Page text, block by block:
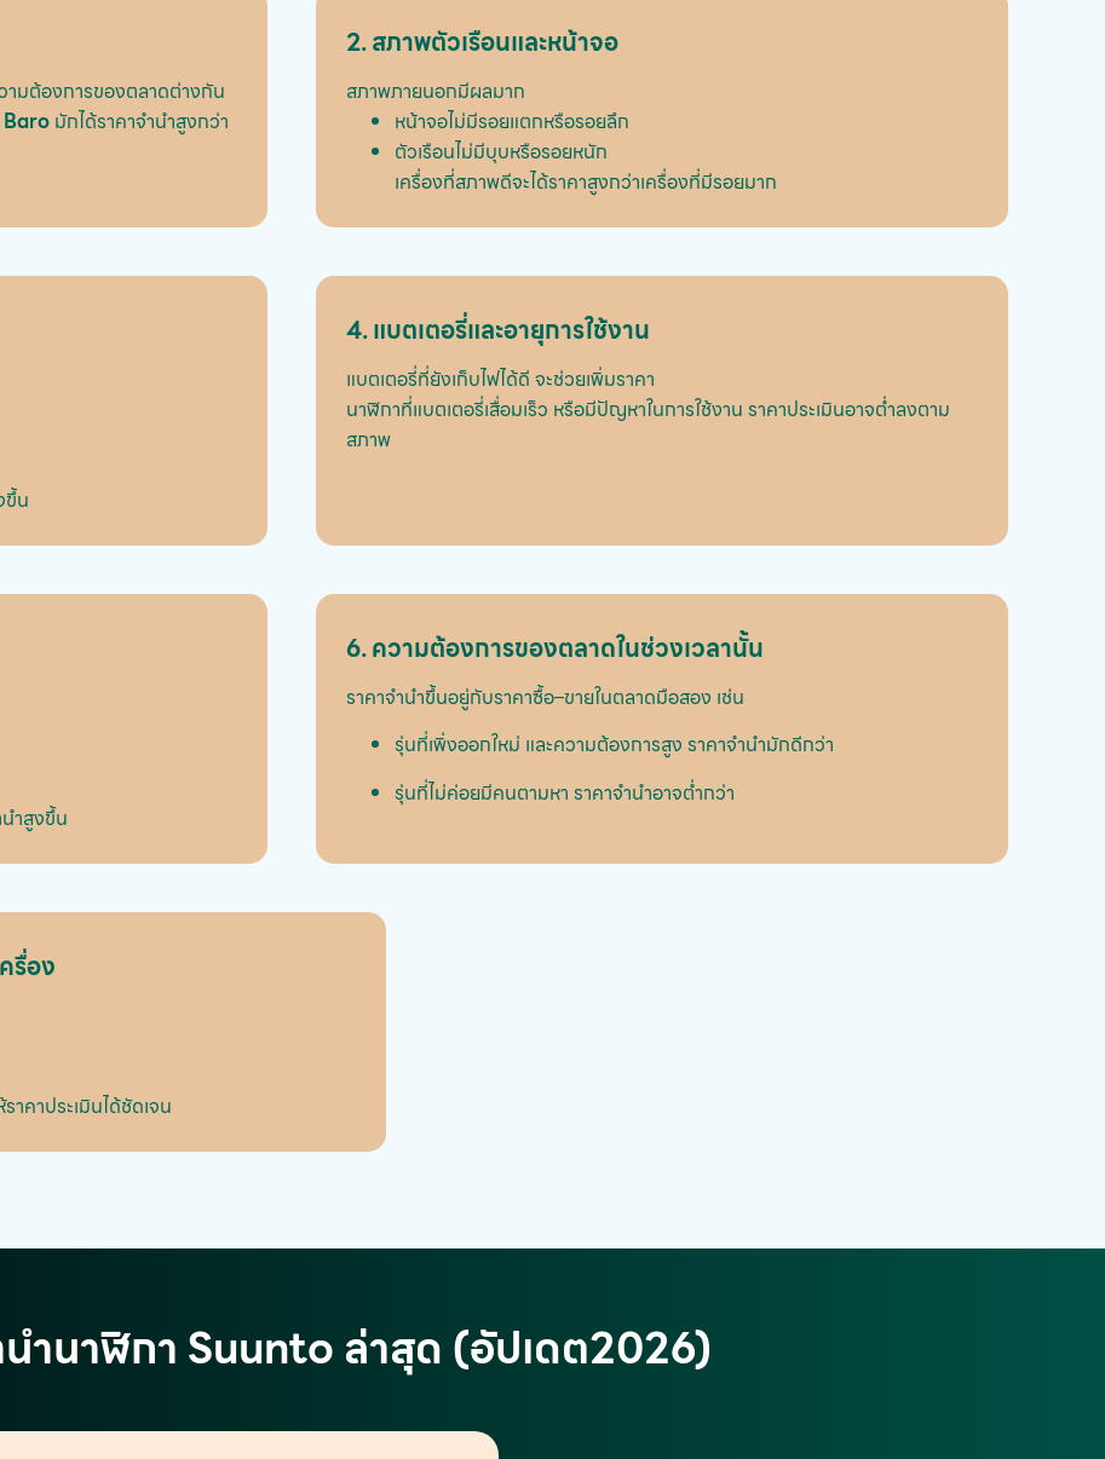
ามต้องการของตลาดต่างกัน
มักได้ราคาจำนำสูงกว่า
2. สภาพตัวเรือนและหน้าจอ
สภาพภายนอกมีผลมาก
หน้าจอไม่มีรอยแตกหรือรอยลึก
ตัวเรือนไม่มีบุบหรือรอยหนัก
เครื่องที่สภาพดีจะได้ราคาสูงกว่าเครื่องที่มีรอยมาก
ขึ้น
4. แบตเตอรี่และอายุการใช้งาน
แบตเตอรี่ที่ยังเก็บไฟได้ดี จะช่วยเพิ่มราคา
นาฬิกาที่แบตเตอรี่เสื่อมเร็ว หรือมีปัญหาในการใช้งาน ราคาประเมินอาจต่ำลงตาม
สภาพ
ำสูงขึ้น
6. ความต้องการของตลาดในช่วงเวลานั้น
ราคาจำนำขึ้นอยู่กับราคาซื้อ–ขายในตลาดมือสอง เช่น
รุ่นที่เพิ่งออกใหม่ และความต้องการสูง ราคาจำนำมักดีกว่า
รุ่นที่ไม่ค่อยมีคนตามหา ราคาจำนำอาจต่ำกว่า
รื่อง
าคาประเมินได้ชัดเจน
นำนาฬิกา Suunto ล่าสุด (อัปเดต2026)